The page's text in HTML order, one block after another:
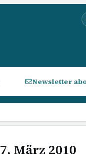
Newsletter
März 2010